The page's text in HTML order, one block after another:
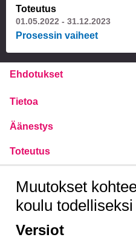
Toteutus
01.05.2022 - 31.12.2023
Prosessin vaiheet
Ehdotukset
Tietoa
Äänestys
Toteutus
Muutokset
koulu
Versiot